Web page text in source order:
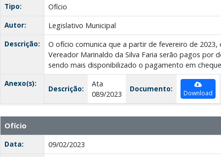
Tipo:
Ofício
Autor:
Legislativo Municipal
Descrição:
O ofício comunica que a partir de fevereiro de 2023,
Vereador Marinaldo da Silva Faria serão pagos por
sendo mais disponibilizado o pagamento em
Anexo(s):
Descrição:
Ata
089/2023
Documento: Download
Ofício
Data:
09/02/2023